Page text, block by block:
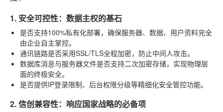
1. 安全可控性：数据主权的基石
是否支持100%私有化部署，确保服务器、数据、用户资料完全
由企业自主掌控。
通讯链路是否采用SSL/TLS全程加密，防止中间人攻击。
数据库消息与服务器文件是否支持二次加密存储，实现物理层
面的终极安全。
是否提供IP登录限制、后台权限分级等精细化安全管控功能。
2. 信创兼容性：响应国家战略的必备项